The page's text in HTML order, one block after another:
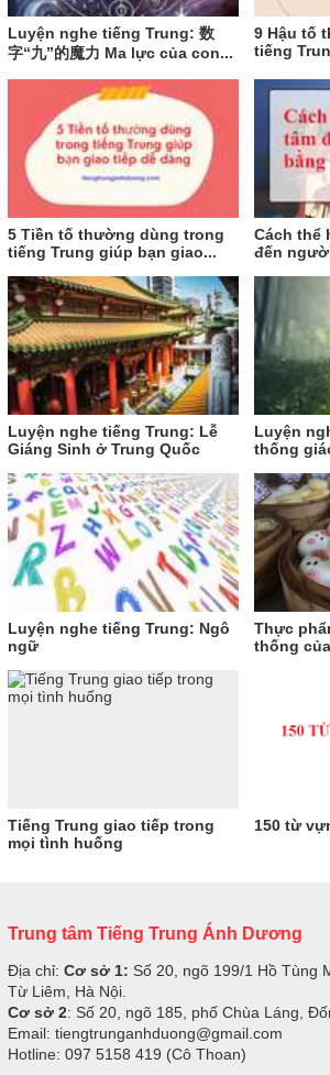
Luyện nghe tiếng Trung: 数
字“九”的魔力 Ma lực của con...
9 Hậu tố
tiếng
5 Tiền tố thường dùng trong
tiếng Trung giúp bạn giao...
Cách thể
đến
Luyện nghe tiếng Trung: Lễ
Giáng Sinh ở Trung Quốc
Luyện
thống
Luyện nghe tiếng Trung: Ngô
ngữ
Thực
thống
Tiếng Trung giao tiếp trong
mọi tình huống
150 từ
Trung tâm Tiếng Trung Ánh Dương
Địa chỉ: Cơ sở 1: Số 20, ngõ 199/1 Hồ Tùng
Từ Liêm, Hà Nội.
Cơ sở 2: Số 20, ngõ 185, phố Chùa Láng,
Email: tiengtrunganhduong@gmail.com
Hotline: 097 5158 419 (Cô Thoan)